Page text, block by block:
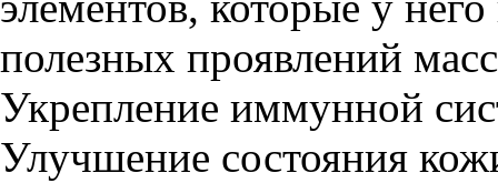
полезных проявлений
Укрепление иммунной
Улучшение состояния